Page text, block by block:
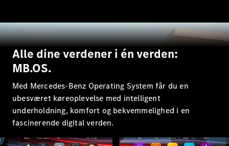
SUV
Mercedes-
Maybach
EQS SUV
Elektrisk
GLA
GLA Ny
GLB Elektrisk
GLB
GLC
Elektrisk
GLC Coupé
Alle dine verdener i én verden:
MB.OS.
Med Mercedes-Benz Operating System får du en
ubesværet køreoplevelse med intelligent
underholdning, komfort og bekvemmelighed i en
fascinerende digital verden.